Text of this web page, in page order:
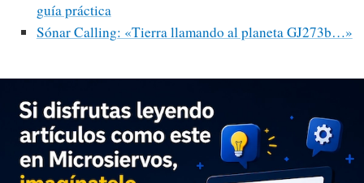
guía práctica
Sónar Calling: «Tierra llamando al planeta GJ273b…»